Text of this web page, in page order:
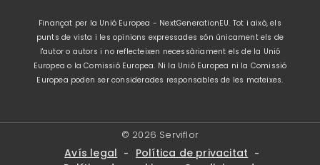
Finançat per la Unió Europea - NextGenerationEU. Tot i això, els
punts de vista i les opinions expressades són únicament els de
l'autor o autors i no reflecteixen necessàriament els de la Unió
Europea o la Comissió Europea. Ni la Unió Europea ni la Comissió
Europea poden ser considerades responsables de les mateixes.
© 2026 Serviflor
Avís legal - Política de privacitat -